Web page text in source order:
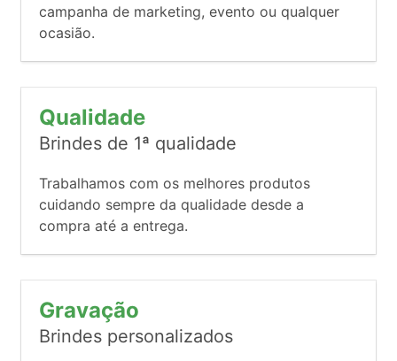
campanha de marketing, evento ou qualquer
ocasião.
Qualidade
Brindes de 1ª qualidade
Trabalhamos com os melhores produtos
cuidando sempre da qualidade desde a
compra até a entrega.
Gravação
Brindes personalizados